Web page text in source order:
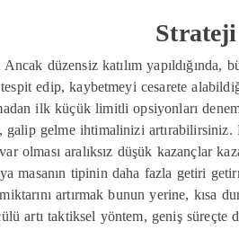
düzensiz katılım
edip, kaybetmeyi cesarete
ilk küçük limitli opsiyonları
gelme ihtimalinizi
olması aralıksız düşük kazançlar
masanın tipinin daha fazla getiri
artırmak bunun yerine, kısa
artı taktiksel yöntem, geniş